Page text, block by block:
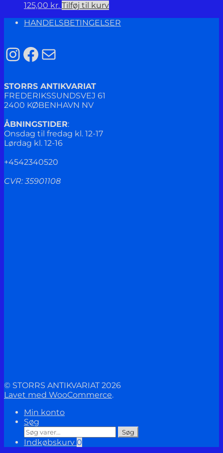
125,00 kr. Tilføj til kurv
HANDELSBETINGELSER
Instagram
Facebook
Mail
STORRS ANTIKVARIAT
FREDERIKSSUNDSVEJ 61
2400 KØBENHAVN NV
ÅBNINGSTIDER:
Onsdag til fredag kl. 12-17
Lørdag kl. 12-16
+4542340520
CVR: 35901108
© STORRS ANTIKVARIAT 2026
Lavet med WooCommerce.
Min konto
Søg
Søg
efter:
Søg
Indkøbskurv 0